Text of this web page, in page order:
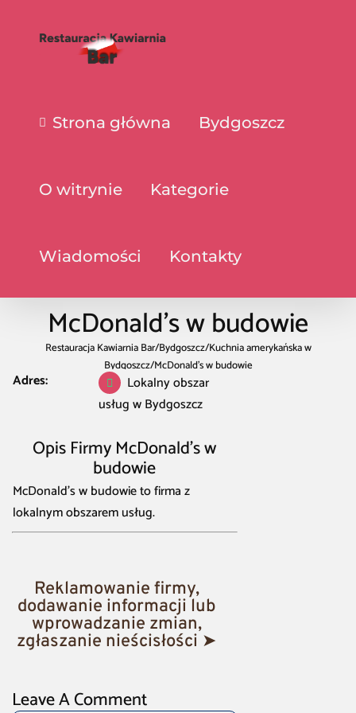
Strona główna Bydgoszcz
O witrynie Kategorie
Wiadomości Kontakty
McDonald’s w budowie
Restauracja Kawiarnia Bar/Bydgoszcz/Kuchnia amerykańska w
Bydgoszcz/McDonald’s w budowie
Adres:
Lokalny obszar
usług w Bydgoszcz
Opis Firmy McDonald’s w
budowie
McDonald’s w budowie to firma z
lokalnym obszarem usług.
Reklamowanie firmy,
dodawanie informacji lub
wprowadzanie zmian,
zgłaszanie nieścisłości ➤
Leave A Comment